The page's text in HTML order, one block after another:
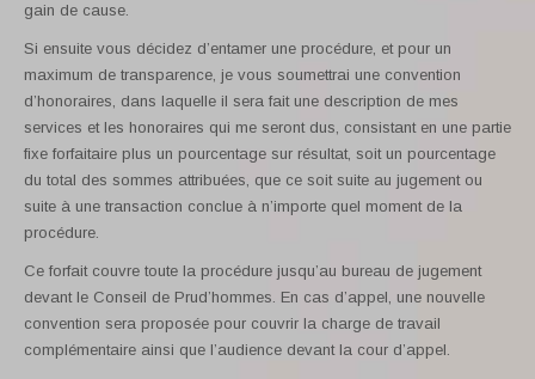
gain de cause.
Si ensuite vous décidez d’entamer une procédure, et pour un
maximum de transparence, je vous soumettrai une convention
d’honoraires, dans laquelle il sera fait une description de mes
services et les honoraires qui me seront dus, consistant en une partie
fixe forfaitaire plus un pourcentage sur résultat, soit un pourcentage
du total des sommes attribuées, que ce soit suite au jugement ou
suite à une transaction conclue à n’importe quel moment de la
procédure.
Ce forfait couvre toute la procédure jusqu’au bureau de jugement
devant le Conseil de Prud’hommes. En cas d’appel, une nouvelle
convention sera proposée pour couvrir la charge de travail
complémentaire ainsi que l’audience devant la cour d’appel.